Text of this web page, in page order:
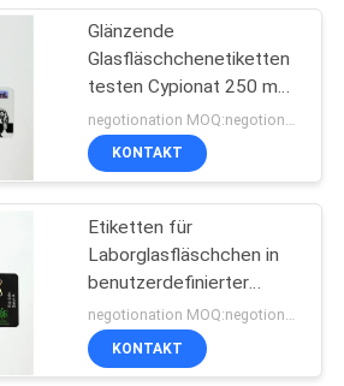
des
Glänzende
Glasfläschchenetiketten
testen Cypionat 250 mg
10 ml für
Injektionsfläschchen
KONTAKT
Etiketten für
Laborglasfläschchen in
benutzerdefinierter
Größe, wasserfest für
250 mg
negotionation MOQ:negotionation
KONTAKT